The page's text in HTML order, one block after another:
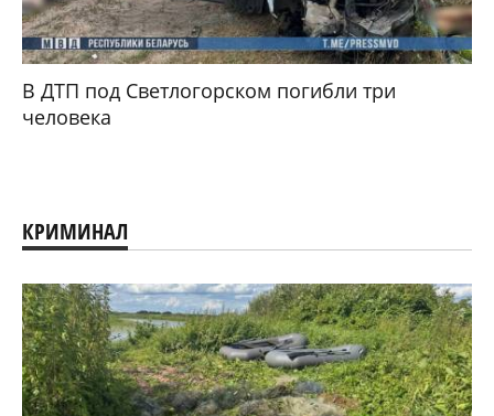
В ДТП под Светлогорском погибли три
человека
КРИМИНАЛ